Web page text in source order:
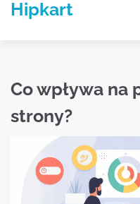
SkipHipkart
Co wpływa na
strony?